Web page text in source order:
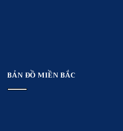
BẢN ĐỒ MIỀN BẮC